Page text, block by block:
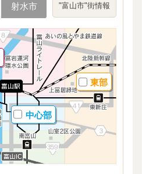
射水市 "富山市"街情報
中心部
東部